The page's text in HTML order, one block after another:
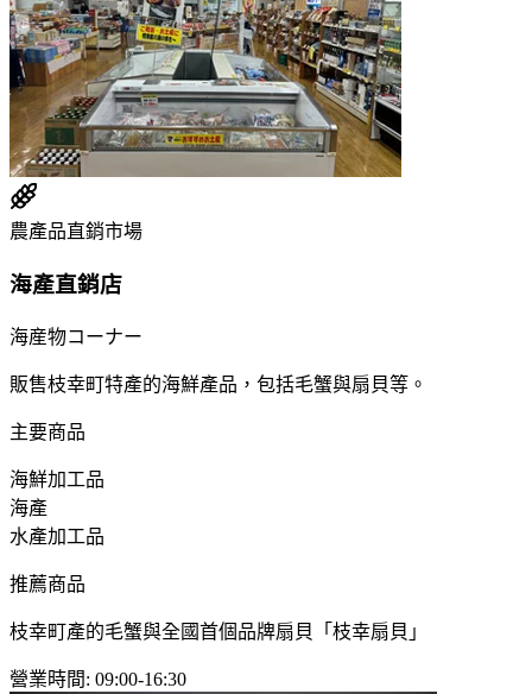
農產品直銷市場
海產直銷店
海産物コーナー
販售枝幸町特產的海鮮產品，包括毛蟹與扇貝等。
主要商品
海鮮加工品
海產
水產加工品
推薦商品
枝幸町產的毛蟹與全國首個品牌扇貝「枝幸扇貝」
營業時間: 09:00-16:30